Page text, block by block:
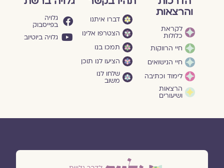
והרצאות
לקראת
כלולות
חיי הרווקות
חיי הנישואים
לימוד וכתיבה
הרצאות
ושיעורים
דברו איתנו
הצטרפו אלינו
תמכו בנו
הציעו לנו תוכן
שלחו לנו
משוב
גלויה
בפייסבוק
גלויה ביוטיוב